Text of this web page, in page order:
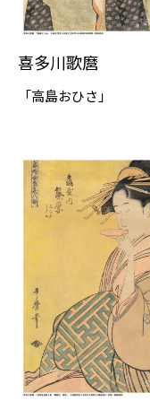
喜多川歌麿
「高島おひさ」